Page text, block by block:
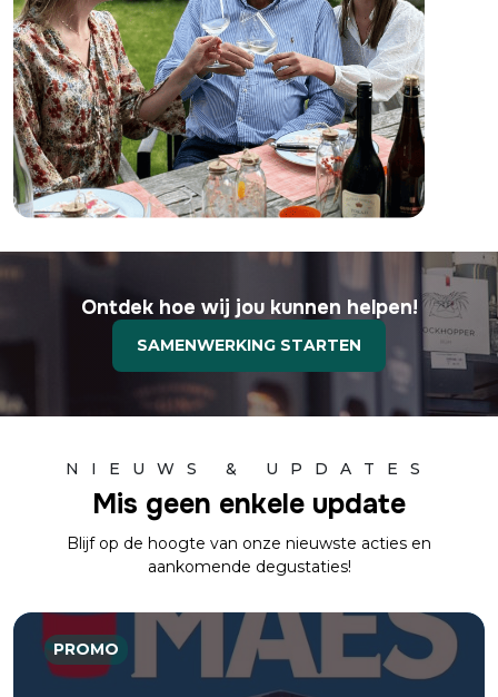
Ontdek hoe wij jou kunnen helpen!
SAMENWERKING STARTEN
NIEUWS & UPDATES
Mis geen enkele update
Blijf op de hoogte van onze nieuwste acties en
aankomende degustaties!
PROMO